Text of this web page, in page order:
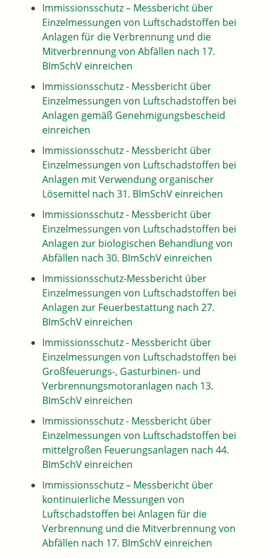
Immissionsschutz – Messbericht über
Einzelmessungen von Luftschadstoffen bei
Anlagen für die Verbrennung und die
Mitverbrennung von Abfällen nach 17.
BImSchV einreichen
Immissionsschutz - Messbericht über
Einzelmessungen von Luftschadstoffen bei
Anlagen gemäß Genehmigungsbescheid
einreichen
Immissionsschutz - Messbericht über
Einzelmessungen von Luftschadstoffen bei
Anlagen mit Verwendung organischer
Lösemittel nach 31. BImSchV einreichen
Immissionsschutz - Messbericht über
Einzelmessungen von Luftschadstoffen bei
Anlagen zur biologischen Behandlung von
Abfällen nach 30. BImSchV einreichen
Immissionsschutz-Messbericht über
Einzelmessungen von Luftschadstoffen bei
Anlagen zur Feuerbestattung nach 27.
BImSchV einreichen
Immissionsschutz - Messbericht über
Einzelmessungen von Luftschadstoffen bei
Großfeuerungs-, Gasturbinen- und
Verbrennungsmotoranlagen nach 13.
BImSchV einreichen
Immissionsschutz - Messbericht über
Einzelmessungen von Luftschadstoffen bei
mittelgroßen Feuerungsanlagen nach 44.
BImSchV einreichen
Immissionsschutz – Messbericht über
kontinuierliche Messungen von
Luftschadstoffen bei Anlagen für die
Verbrennung und die Mitverbrennung von
Abfällen nach 17. BImSchV einreichen